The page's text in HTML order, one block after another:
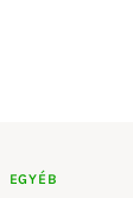
EGYÉB